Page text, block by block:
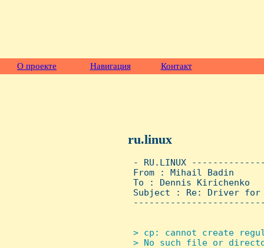
О проекте Навигация Контакт
ru.linux
- RU.LINUX
From : Mihail Badin
To : Dennis Kirichenko
Subject : Re: Driver for
> cp: cannot create
> No such file or